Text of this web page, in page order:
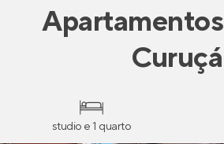
Apartamentos
Curuçá
studio e 1 quarto